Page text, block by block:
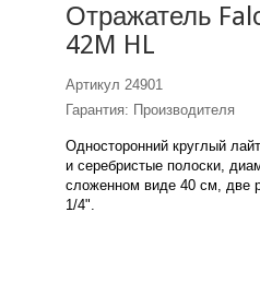
Отражатель
42M HL
Артикул 24901
Гарантия: Производителя
Односторонний круглый
и серебристые полоски,
сложенном виде 40 см, две
1/4".